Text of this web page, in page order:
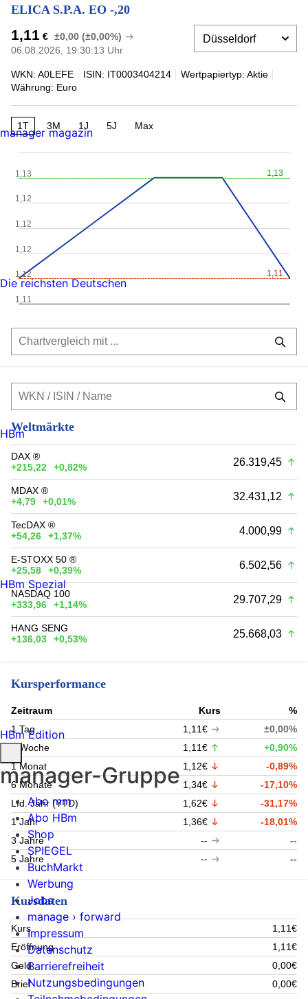
ELICA S.P.A. EO -,20
1,11 € ±0,00 (±0,00%)
06.08.2026, 19:30:13 Uhr
WKN: A0LEFE ISIN: IT0003404214
Wertpapiertyp: Aktie
Währung: Euro
1T 3M 1J 5J Max
1,13
1,11
1,12
1,12
1,13
1,11
1,12
1,12
Weltmärkte
DAX ®
+215,22
+0,82% 26.319,45
MDAX ®
+4,79
+0,01% 32.431,12
TecDAX ®
+54,26
+1,37% 4.000,99
E-STOXX 50 ®
+25,58
+0,39% 6.502,56
NASDAQ 100
+333,96
+1,14% 29.707,29
HANG SENG
+136,03
+0,53% 25.668,03
Kursperformance
Zeitraum Kurs
%
1 Tag
1,11€
±0,00%
1 Woche
1,11€
+0,90%
1 Monat
1,12€
-0,89%
6 Monate
1,34€
-17,10%
Lfd. Jahr (YTD)
1,62€
-31,17%
1 Jahr
1,36€
-18,01%
3 Jahre
--
--
5 Jahre
-- --
Kursdaten
Kurs
1,11€
Eröffnung
1,11€
Geld
0,00€
Brief
0,00€
manager magazin
Die reichsten Deutschen
HBm
HBm Spezial
HBm Edition
manager-Gruppe
Abo mm
Abo HBm
Shop
SPIEGEL
BuchMarkt
Werbung
Jobs
manage › forward
Impressum
Datenschutz
Barrierefreiheit
Nutzungsbedingungen